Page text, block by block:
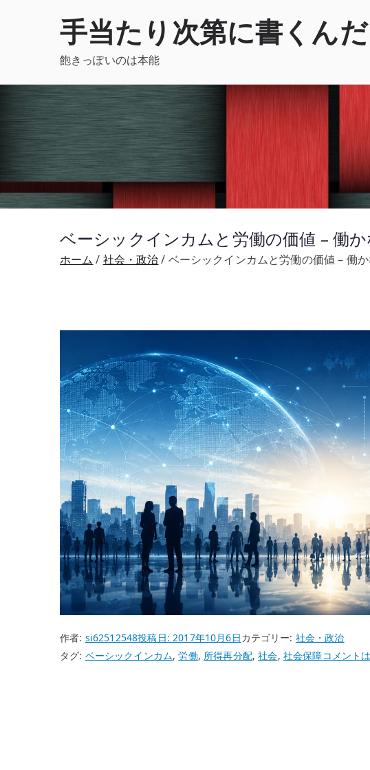
手当たり次第に書くんだ
飽きっぽいのは本能
ベーシックインカムと労働の価値 – 働
ホーム 社会・政治 ベーシックインカムと労働の価値 – 働
作者: si62512548投稿日:2017年10月6日カテゴリー: 社会・政治
タグ: ベーシックインカム,労働, 所得再分配,社会, 社会保障ベ
コメント